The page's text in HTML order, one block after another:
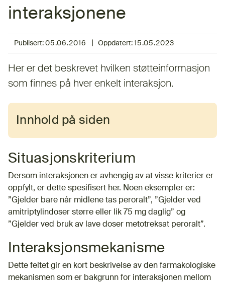
interaksjonene
Publisert: 05.06.2016 Oppdatert:15.05.2023
Her er det beskrevet hvilken støtteinformasjon
som finnes på hver enkelt interaksjon.
Innhold på siden
Situasjonskriterium
Dersom interaksjonen er avhengig av at visse kriterier er
oppfylt, er dette spesifisert her. Noen eksempler er:
”Gjelder bare når midlene tas peroralt”, ”Gjelder ved
amitriptylindoser større eller lik 75 mg daglig” og
”Gjelder ved bruk av lave doser metotreksat peroralt”.
Interaksjonsmekanisme
Dette feltet gir en kort beskrivelse av den farmakologiske
mekanismen som er bakgrunn for interaksjonen mellom